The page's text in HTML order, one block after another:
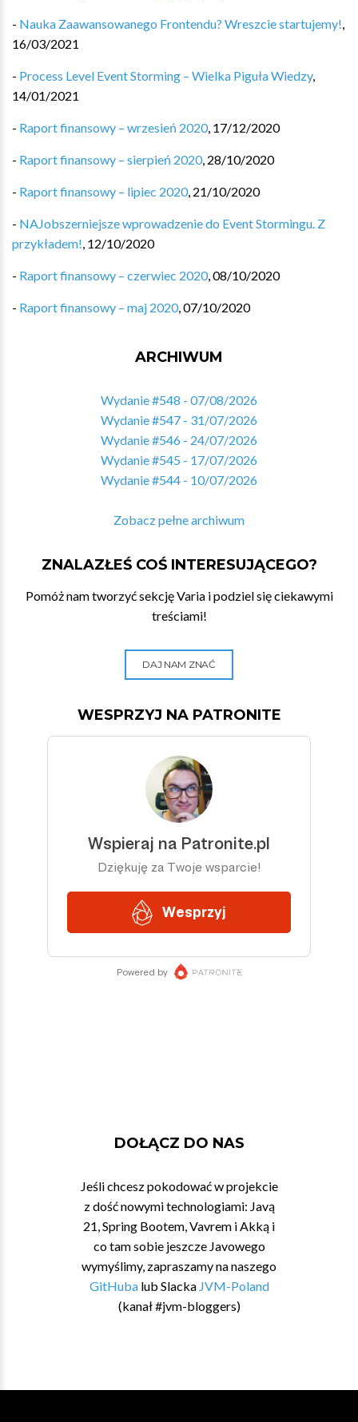
- Nauka Zaawansowanego Frontendu? Wreszcie startujemy!,
16/03/2021
- Process Level Event Storming – Wielka Piguła Wiedzy,
14/01/2021
- Raport finansowy – wrzesień 2020, 17/12/2020
- Raport finansowy – sierpień 2020, 28/10/2020
- Raport finansowy – lipiec 2020, 21/10/2020
- NAJobszerniejsze wprowadzenie do Event Stormingu. Z
przykładem!, 12/10/2020
- Raport finansowy – czerwiec 2020,08/10/2020
- Raport finansowy – maj 2020,07/10/2020
ARCHIWUM
Wydanie #548 - 07/08/2026
Wydanie #547 - 31/07/2026
Wydanie #546 - 24/07/2026
Wydanie #545 - 17/07/2026
Wydanie #544 - 10/07/2026
Zobacz pełne archiwum
ZNALAZŁEŚ COŚ INTERESUJĄCEGO?
Pomóż nam tworzyć sekcję Varia i podziel się ciekawymi
treściami!
DAJ NAM ZNAĆ
WESPRZYJ NA PATRONITE
DOŁĄCZ DO NAS
Jeśli chcesz pokodować w projekcie
z dość nowymi technologiami: Javą
21, Spring Bootem, Vavrem i Akką i
co tam sobie jeszcze Javowego
wymyślimy, zapraszamy na naszego
GitHubalub Slacka JVM-Poland
(kanał #jvm-bloggers)